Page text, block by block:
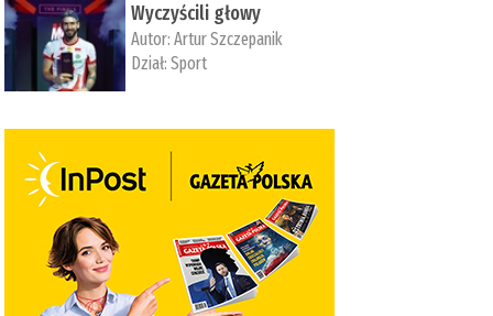
Wyczyścili głowy
Autor:Artur Szczepanik
Dział:Sport